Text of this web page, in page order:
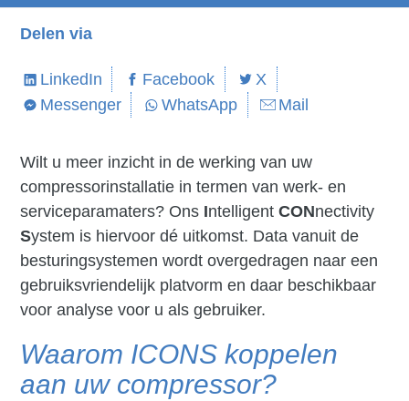
Delen via
LinkedIn Facebook
X
Messenger
WhatsApp Mail
Wilt u meer inzicht in de werking van uw
compressorinstallatie in termen van werk- en
serviceparamaters? Ons Intelligent CONnectivity
System is hiervoor dé uitkomst. Data vanuit de
besturingsystemen wordt overgedragen naar een
gebruiksvriendelijk platvorm en daar beschikbaar
voor analyse voor u als gebruiker.
Waarom ICONS koppelen
aan uw compressor?